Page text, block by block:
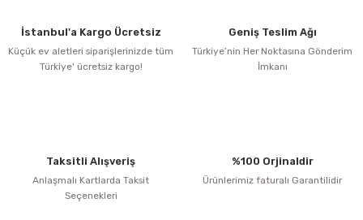
İstanbul'a Kargo Ücretsiz
Küçük ev aletleri siparişlerinizde tüm
Türkiye' ücretsiz kargo!
Geniş Teslim Ağı
Türkiye’nin Her Noktasına Gönderim
İmkanı
Taksitli Alışveriş
Anlaşmalı Kartlarda Taksit
Seçenekleri
%100 Orjinaldir
Ürünlerimiz faturalı Garantilidir